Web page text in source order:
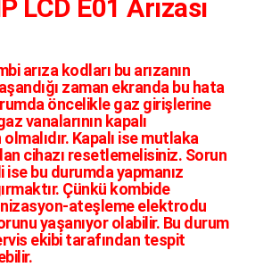
LCD E01 Arızası
arıza kodları bu arızanın
zaman ekranda bu hata
öncelikle gaz girişlerine
vanalarının kapalı
Kapalı ise mutlaka
cihazı resetlemelisiniz. Sorun
bu durumda yapmanız
Çünkü kombide
ateşleme elektrodu
yaşanıyor olabilir. Bu durum
ekibi tarafından tespit